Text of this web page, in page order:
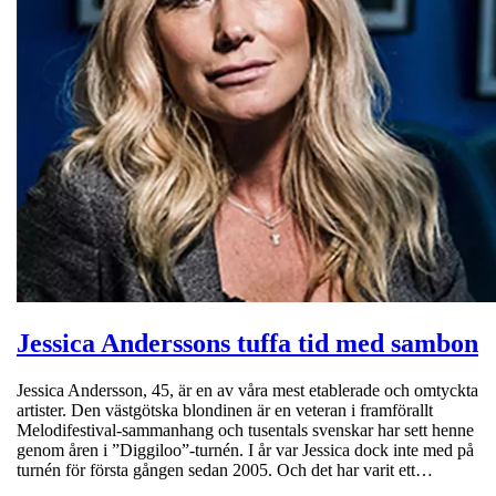
Jessica Anderssons tuffa tid med sambon
Jessica Andersson, 45, är en av våra mest etablerade och omtyckta
artister. Den västgötska blondinen är en veteran i framförallt
Melodifestival-sammanhang och tusentals svenskar har sett henne
genom åren i ”Diggiloo”-turnén. I år var Jessica dock inte med på
turnén för första gången sedan 2005. Och det har varit ett…